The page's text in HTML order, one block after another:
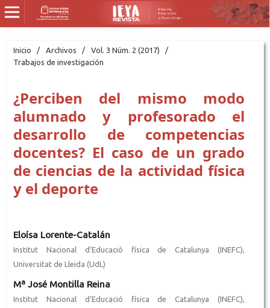
Inicio / Archivos / Vol. 3 Núm. 2 (2017)
/
Trabajos de investigación
¿Perciben del mismo modo
alumnado y profesorado el
desarrollo de competencias
docentes? El caso de un grado
de ciencias de la actividad física
y el deporte
Eloísa Lorente-Catalán
Institut Nacional d’Educació física de Catalunya (INEFC),
Universitat de Lleida (UdL)
Mª José Montilla Reina
Institut Nacional d’Educació física de Catalunya (INEFC),